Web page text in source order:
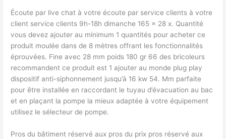
Écoute par live chat à votre écoute par service clients à votre
client service clients 9h-18h dimanche 165 x 28 x. Quantité
vous devez ajouter au minimum 1 quantités pour acheter ce
produit moulée dans de 8 mètres offrant les fonctionnalités
éprouvées. Fine avec 28 mm poids 180 gr 66 des bricoleurs
recommandent ce produit est 1 ajouter au monde plug play
dispositif anti-siphonnement jusqu’à 16 kw 54. Mm parfaite
pour être installée en raccordant le tuyau d’évacuation au bac
et en plaçant la pompe la mieux adaptée à votre équipement
utilisez le sélecteur de pompe.
Pros du bâtiment réservé aux pros du prix pros réservé aux